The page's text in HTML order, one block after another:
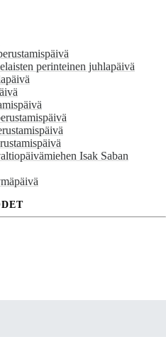
perinteinen juhlapäivä
Isak Saban